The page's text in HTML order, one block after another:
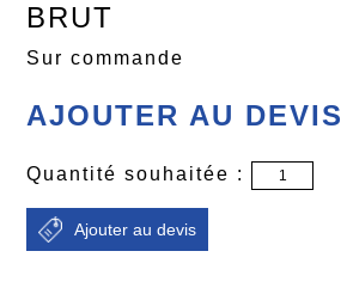
BRUT
Sur commande
AJOUTER AU DEVIS
Quantité souhaitée :